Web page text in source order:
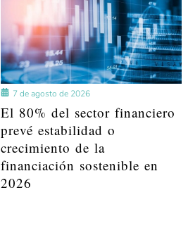
7 de agosto de 2026
El 80% del sector financiero
prevé estabilidad o
crecimiento de la
financiación sostenible en
2026